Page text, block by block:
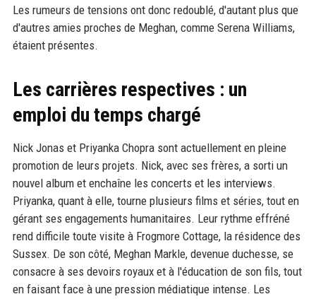
Les rumeurs de tensions ont donc redoublé, d'autant plus que
d'autres amies proches de Meghan, comme Serena Williams,
étaient présentes.
Les carrières respectives : un
emploi du temps chargé
Nick Jonas et Priyanka Chopra sont actuellement en pleine
promotion de leurs projets. Nick, avec ses frères, a sorti un
nouvel album et enchaîne les concerts et les interviews.
Priyanka, quant à elle, tourne plusieurs films et séries, tout en
gérant ses engagements humanitaires. Leur rythme effréné
rend difficile toute visite à Frogmore Cottage, la résidence des
Sussex. De son côté, Meghan Markle, devenue duchesse, se
consacre à ses devoirs royaux et à l'éducation de son fils, tout
en faisant face à une pression médiatique intense. Les